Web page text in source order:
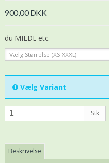
900,00 DKK
du MILDE etc.
Vælg Størrelse (XS-XXXL)
Vælg Variant
Stk
Beskrivelse